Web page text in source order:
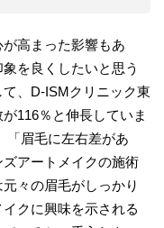
高まった影響もあ
を良くしたいと思う
、D-ISMクリニック東
116％と伸長していま
眉毛に左右差があ
アートメイクの施術
々の眉毛がしっかり
クに興味を示される